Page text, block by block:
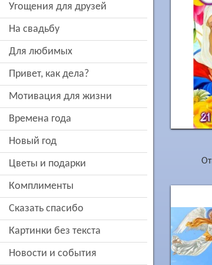
угощения для друзей
на свадьбу
для любимых
привет, как дела?
мотивация для жизни
времена года
новый год
цветы и подарки
комплименты
сказать спасибо
картинки без текста
новости и события